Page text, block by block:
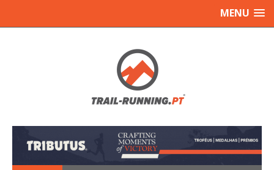
MENU